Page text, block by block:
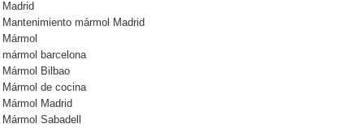
Madrid
Mantenimiento mármol Madrid
Mármol
mármol barcelona
Mármol Bilbao
Mármol de cocina
Mármol Madrid
Mármol Sabadell